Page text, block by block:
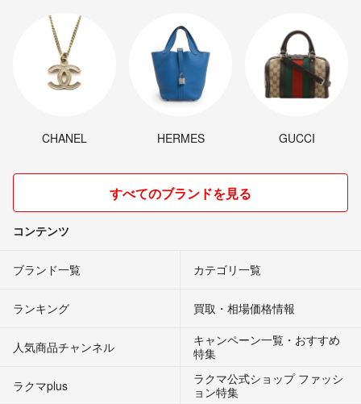
CHANEL HERMES GUCCI
すべてのブランドを見る
コンテンツ
ブランド一覧 カテゴリ一覧
ランキング 買取・相場価格情報
人気商品チャンネル
キャンペーン一覧・おすすめ
特集
ラクマplus
ラクマ公式ショップ ファッシ
ョン特集